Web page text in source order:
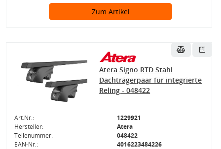
Zum Artikel
Atera Signo RTD Stahl
Dachträgerpaar für integrierte
Reling - 048422
Art.Nr.:
1229921
Hersteller:
Atera
Teilenummer:
048422
EAN-Nr.:
4016223484226